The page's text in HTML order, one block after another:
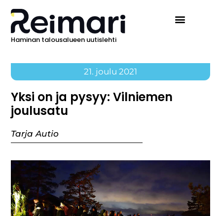
Haminan talousalueen uutislehti
21. joulu 2021
Yksi on ja pysyy: Vilniemen
joulusatu
Tarja Autio